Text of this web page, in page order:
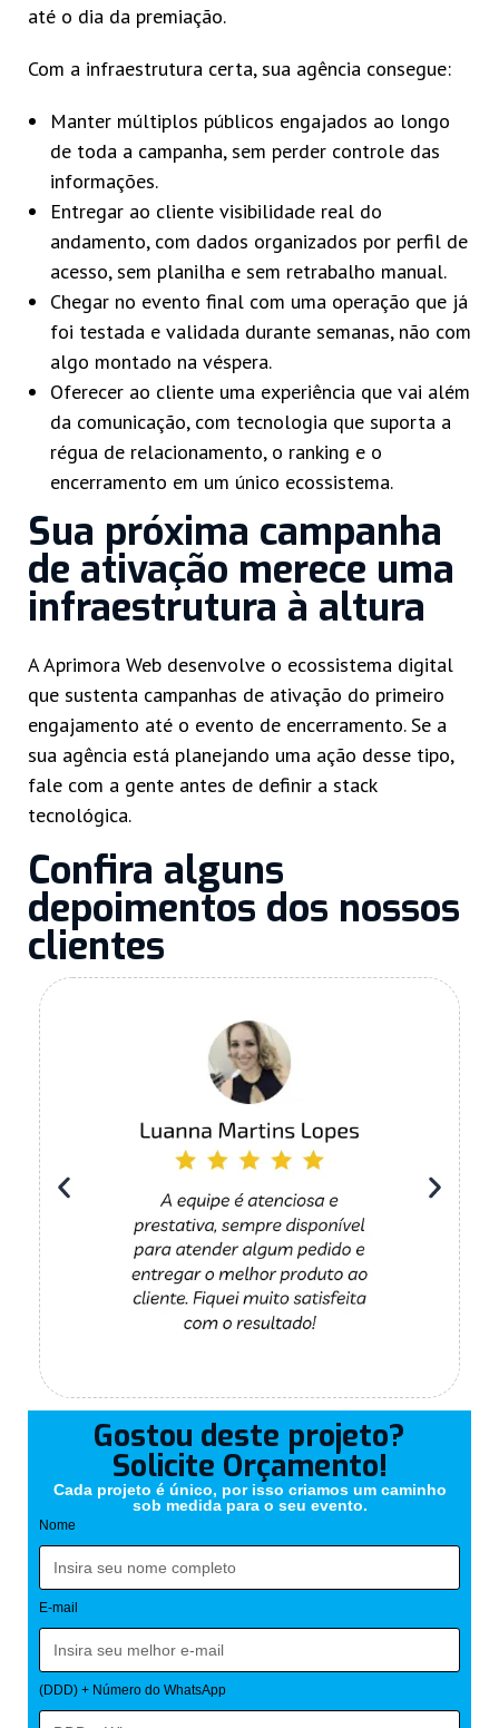
até o dia da premiação.
Com a infraestrutura certa, sua agência consegue:
Manter múltiplos públicos engajados ao longo
de toda a campanha, sem perder controle das
informações.
Entregar ao cliente visibilidade real do
andamento, com dados organizados por perfil de
acesso, sem planilha e sem retrabalho manual.
Chegar no evento final com uma operação que já
foi testada e validada durante semanas, não com
algo montado na véspera.
Oferecer ao cliente uma experiência que vai além
da comunicação, com tecnologia que suporta a
régua de relacionamento, o ranking e o
encerramento em um único ecossistema.
Sua próxima campanha
de ativação merece uma
infraestrutura à altura
A Aprimora Web desenvolve o ecossistema digital
que sustenta campanhas de ativação do primeiro
engajamento até o evento de encerramento. Se a
sua agência está planejando uma ação desse tipo,
fale com a gente antes de definir a stack
tecnológica.
Confira alguns
depoimentos dos nossos
clientes​
Gostou deste projeto?
Solicite Orçamento!
Cada projeto é único, por isso criamos um caminho
sob medida para o seu evento.
Nome
E-mail
(DDD) + Número do WhatsApp